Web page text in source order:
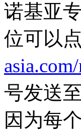
诺基亚
位可以
号发送
因为每